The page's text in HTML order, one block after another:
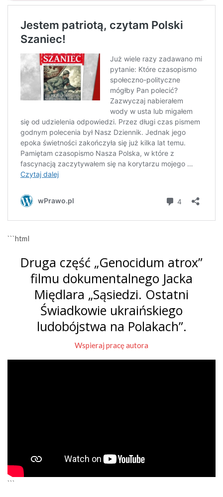
```html
Druga część „Genocidum atrox”
filmu dokumentalnego Jacka
Międlara „Sąsiedzi. Ostatni
Świadkowie ukraińskiego
ludobójstwa na Polakach”.
Wspieraj pracę autora
```